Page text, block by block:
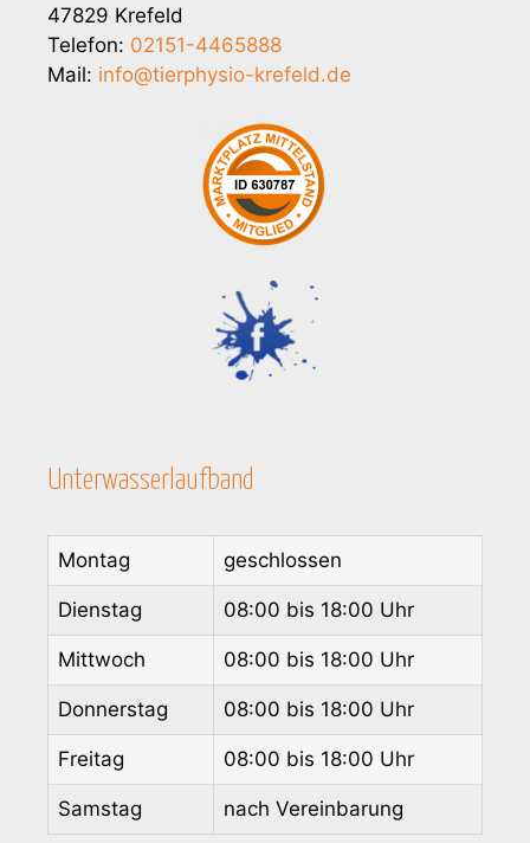
47829 Krefeld
Telefon: 02151-4465888
Mail: info@tierphysio-krefeld.de
Unterwasserlaufband
Montag geschlossen
Dienstag 08:00 bis 18:00 Uhr
Mittwoch 08:00 bis 18:00 Uhr
Donnerstag 08:00 bis 18:00 Uhr
Freitag 08:00 bis 18:00 Uhr
Samstag nach Vereinbarung